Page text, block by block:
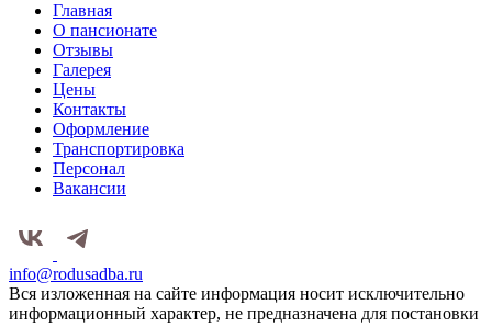
Главная
О пансионате
Отзывы
Галерея
Цены
Контакты
Оформление
Транспортировка
Персонал
Вакансии
info@rodusadba.ru
Вся изложенная на сайте информация носит исключительно
информационный характер, не предназначена для постановки